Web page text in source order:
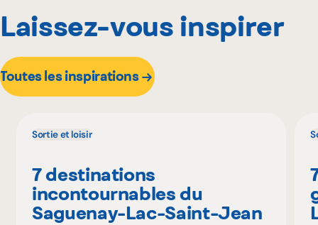
Laissez-vous inspirer
Toutes les inspirations
Sortie et loisir
7 destinations
incontournables du
Saguenay-Lac-Saint-Jean